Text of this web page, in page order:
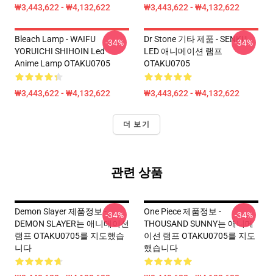
₩3,443,622 - ₩4,132,622 ₩3,443,622 - ₩4,132,622
Bleach Lamp - WAIFU
YORUICHI SHIHOIN Led
Anime Lamp OTAKU0705
₩3,443,622 - ₩4,132,622
-34%
Dr Stone 기타 제품 - SENKU
LED 애니메이션 램프
OTAKU0705
₩3,443,622 - ₩4,132,622
-34%
더 보기
관련 상품
Demon Slayer 제품정보 -
DEMON SLAYER는 애니메이션
램프 OTAKU0705를 지도했습
니다
-34%
One Piece 제품정보 -
THOUSAND SUNNY는 애니메
이션 램프 OTAKU0705를 지도
했습니다
-34%